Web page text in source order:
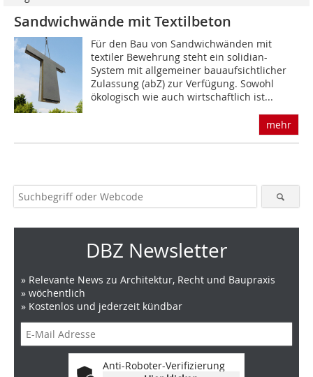
Sandwichwände mit Textilbeton
Für den Bau von Sandwichwänden mit
textiler Bewehrung steht ein solidian-
System mit allgemeiner bauaufsichtlicher
Zulassung (abZ) zur Verfügung. Sowohl
ökologisch wie auch wirtschaftlich ist...
mehr
DBZ Newsletter
» Relevante News zu Architektur, Recht und Baupraxis
» wöchentlich
» Kostenlos und jederzeit kündbar
Anti-Roboter-Verifizierung